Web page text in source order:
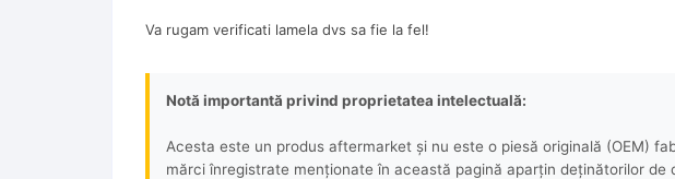
Va rugam verificati lamela dvs sa fie la fel!
Notă importantă privind proprietatea intelectuală:
Acesta este un produs aftermarket și nu este o piesă originală (OEM)
mărci înregistrate menționate în această pagină aparțin deținătorilor